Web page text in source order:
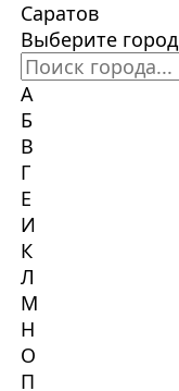
Саратов
Выберите город
А
Б
В
Г
Е
И
К
Л
М
Н
О
П